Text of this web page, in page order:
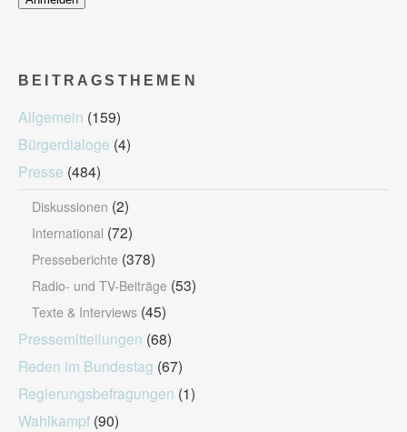
BEITRAGSTHEMEN
Allgemein (159)
Bürgerdialoge (4)
Presse (484)
Diskussionen (2)
International (72)
Presseberichte (378)
Radio- und TV-Beiträge (53)
Texte & Interviews (45)
Pressemitteilungen (68)
Reden im Bundestag (67)
Regierungsbefragungen (1)
Wahlkampf (90)